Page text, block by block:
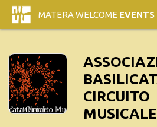
MATERA WELCOME EVENTS
CIRCUITO
MUSICALE